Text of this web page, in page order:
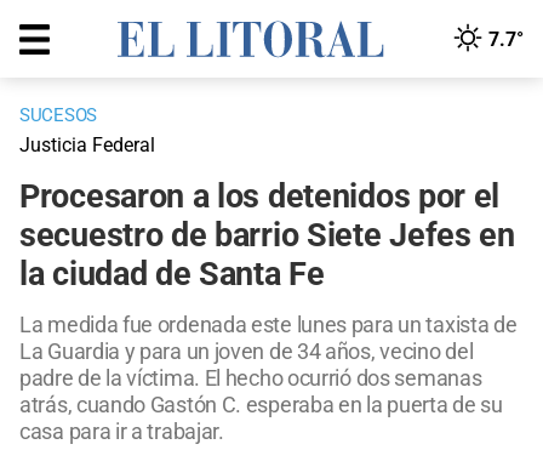
7.7°
SUCESOS
Justicia Federal
Procesaron a los detenidos por el
secuestro de barrio Siete Jefes en
la ciudad de Santa Fe
La medida fue ordenada este lunes para un taxista de
La Guardia y para un joven de 34 años, vecino del
padre de la víctima. El hecho ocurrió dos semanas
atrás, cuando Gastón C. esperaba en la puerta de su
casa para ir a trabajar.